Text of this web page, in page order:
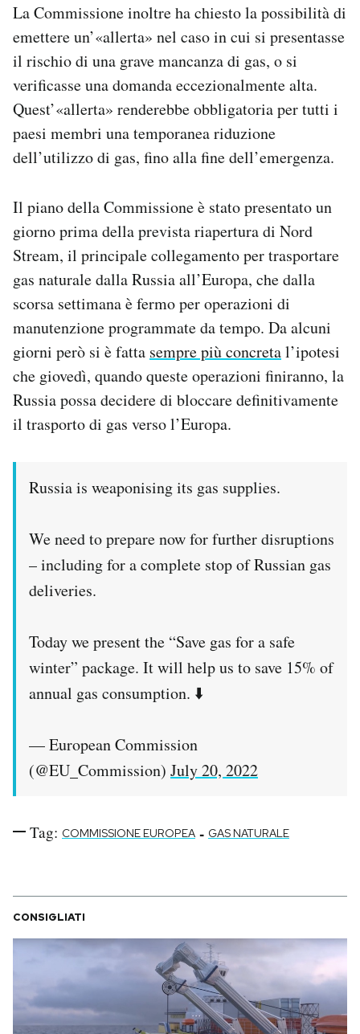
La Commissione inoltre ha chiesto la possibilità di
emettere un’«allerta» nel caso in cui si presentasse
il rischio di una grave mancanza di gas, o si
verificasse una domanda eccezionalmente alta.
Quest’«allerta» renderebbe obbligatoria per tutti i
paesi membri una temporanea riduzione
dell’utilizzo di gas, fino alla fine dell’emergenza.
Il piano della Commissione è stato presentato un
giorno prima della prevista riapertura di Nord
Stream, il principale collegamento per trasportare
gas naturale dalla Russia all’Europa, che dalla
scorsa settimana è fermo per operazioni di
manutenzione programmate da tempo. Da alcuni
giorni però si è fatta sempre più concretal’ipotesi
che giovedì, quando queste operazioni finiranno, la
Russia possa decidere di bloccare definitivamente
il trasporto di gas verso l’Europa.
Russia is weaponising its gas supplies.
We need to prepare now for further disruptions
– including for a complete stop of Russian gas
deliveries.
Today we present the “Save gas for a safe
winter” package. It will help us to save 15% of
annual gas consumption. ⬇️
— European Commission
(@EU_Commission) July 20, 2022
Tag: COMMISSIONE EUROPEA - GAS NATURALE
CONSIGLIATI